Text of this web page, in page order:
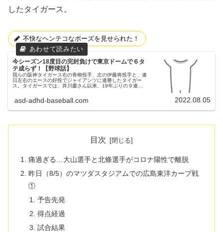
したタイガース。
不快なヘンテコなポーズを見せられた！
今シーズン18度目の完封負けで東京ドームで６タ
テ成らず！【野球話】
我らの阪神タイガース右の青柳投手、左の伊藤将投手と、連
日左右のエースの好投でジャイアンツに連勝したタイガー
ス。タイガースでは、井川慶さん以来、19年ぶりの９連勝
asd-adhd-baseball.com 2022.08.05
目次
痛過ぎる…大山選手と北條選手がコロナ陽性で離脱
昨日（8/5）のマツダスタジアムでの広島東洋カープ戦
①
予告先発
得点経過
試合結果